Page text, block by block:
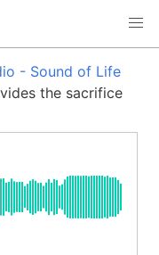
- Sound of Life
the sacrifice